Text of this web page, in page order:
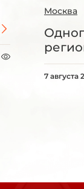
Москва
7 августа